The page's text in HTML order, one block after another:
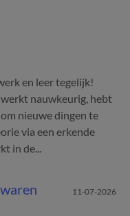
en leer tegelijk!
werkt nauwkeurig, hebt
nieuwe dingen te
via een erkende
in de...
11-07-2026